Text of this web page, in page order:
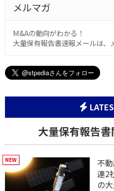
メルマガ
M&Aの動向がわかる！
大量保有報告書速報メールは、
大量保有報告
不
連2
の